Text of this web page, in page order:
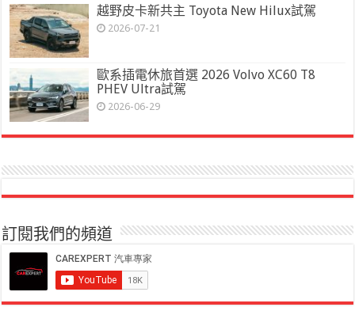
越野皮卡新共主 Toyota New Hilux試駕
2026-07-21
歐系插電休旅首選 2026 Volvo XC60 T8
PHEV Ultra試駕
2026-06-29
訂閱我們的頻道